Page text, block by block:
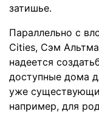
затишье.
Параллельно с
Cities, Сэм
надеется создать
доступные дома
уже
например, для